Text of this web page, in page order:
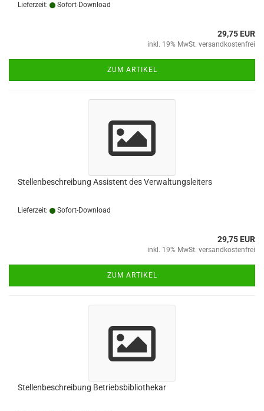
Lieferzeit: Sofort-Download
29,75 EUR
inkl. 19% MwSt. versandkostenfrei
ZUM ARTIKEL
Stellenbeschreibung Assistent des Verwaltungsleiters
Lieferzeit: Sofort-Download
29,75 EUR
inkl. 19% MwSt. versandkostenfrei
ZUM ARTIKEL
Stellenbeschreibung Betriebsbibliothekar